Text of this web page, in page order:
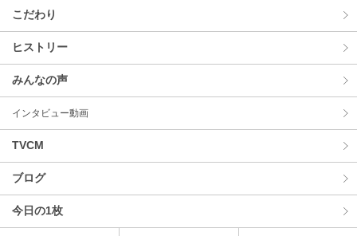
こだわり
ヒストリー
みんなの声
インタビュー動画
TVCM
ブログ
今⽇の1枚